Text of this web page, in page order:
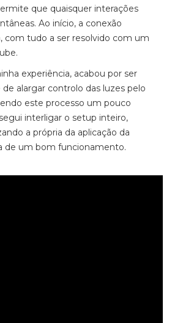
que quaisquer interações
Ao início, a conexão
com tudo a ser resolvido com um
experiência, acabou por ser
de alargar controlo das luzes pelo
este processo um pouco
interligar o setup inteiro,
a própria da aplicação da
de um bom funcionamento.